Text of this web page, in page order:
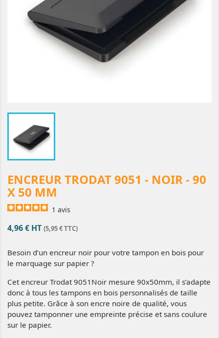
ENCREUR TRODAT 9051 - NOIR - 90
X 50 MM
1 avis
4,96 € HT (5,95 € TTC)
Besoin d’un encreur noir pour votre tampon en bois pour
le marquage sur papier ?
Cet encreur Trodat 9051Noir mesure 90x50mm, il s’adapte
donc à tous les tampons en bois personnalisés de taille
plus petite. Grâce à son encre noire de qualité, vous
pouvez tamponner une empreinte précise et sans coulure
sur le papier.